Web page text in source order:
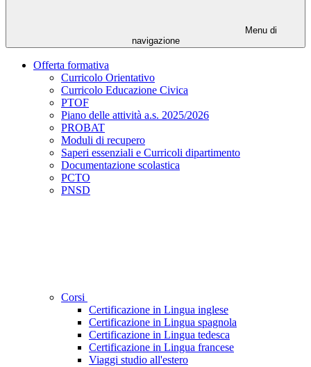
Menu di
navigazione
Offerta formativa
Curricolo Orientativo
Curricolo Educazione Civica
PTOF
Piano delle attività a.s. 2025/2026
PROBAT
Moduli di recupero
Saperi essenziali e Curricoli dipartimento
Documentazione scolastica
PCTO
PNSD
Corsi
Certificazione in Lingua inglese
Certificazione in Lingua spagnola
Certificazione in Lingua tedesca
Certificazione in Lingua francese
Viaggi studio all'estero